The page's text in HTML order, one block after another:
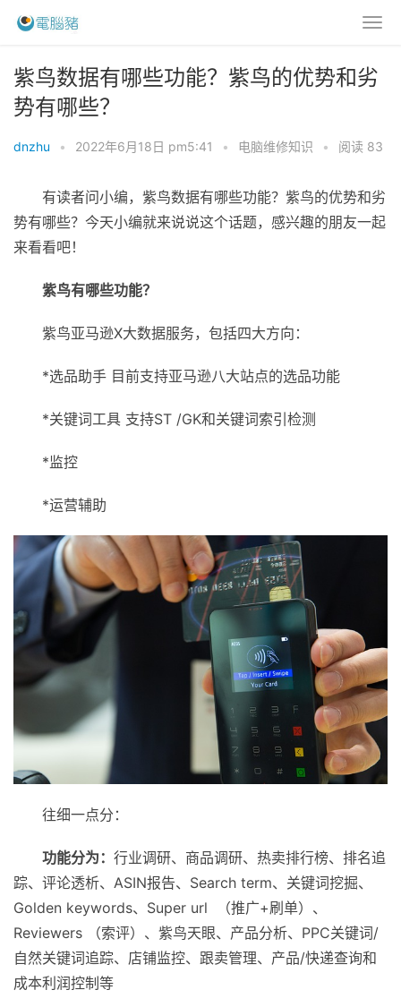
紫鸟数据有哪些功能？紫鸟的优势和劣
势有哪些？
dnzhu • 2022年6月18日 pm5:41 • 电脑维修知识 • 阅读 83
有读者问小编，紫鸟数据有哪些功能？紫鸟的优势和劣
势有哪些？今天小编就来说说这个话题，感兴趣的朋友一起
来看看吧！
紫鸟有哪些功能？
紫鸟亚马逊X大数据服务，包括四大方向：
*选品助手 目前支持亚马逊八大站点的选品功能
*关键词工具 支持ST /GK和关键词索引检测
*监控
*运营辅助
往细一点分：
功能分为： 行业调研、商品调研、热卖排行榜、排名追
踪、评论透析、ASIN报告、Search term、关键词挖掘、
Golden keywords、Super url （推广+刷单）、
Reviewers （索评）、紫鸟天眼、产品分析、PPC关键词/
自然关键词追踪、店铺监控、跟卖管理、产品/快递查询和
成本利润控制等